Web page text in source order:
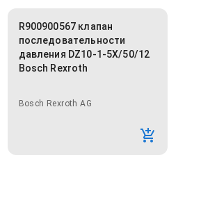
R900900567 клапан
последовательности
давления DZ10-1-5X/50/12
Bosch Rexroth
Bosch Rexroth AG